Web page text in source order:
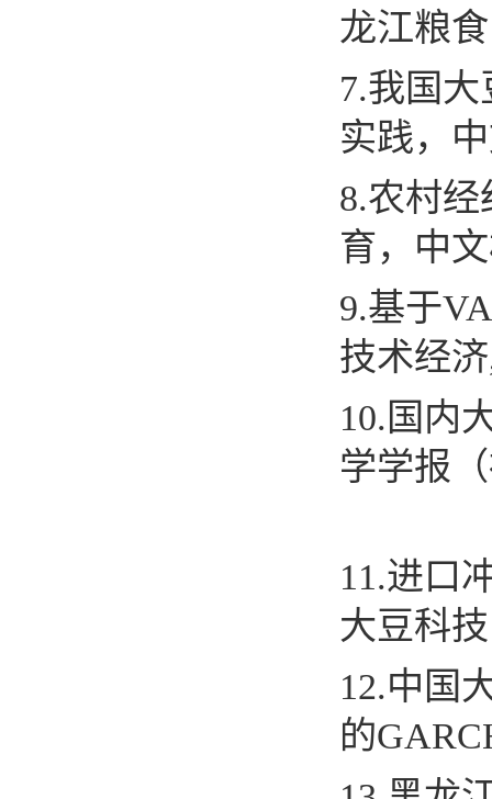
龙江粮
7.我国大
实践，
8.农村经
育， 中
9.基于
技术经济
10. 国内
学学报
11.进口
大豆科
12.中国
的